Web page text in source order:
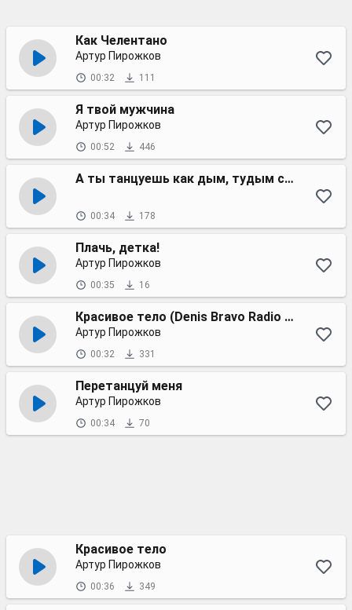
Как Челентано
Артур Пирожков
00:32 111
Я твой мужчина
Артур Пирожков
00:52 446
А ты танцуешь как дым, тудым сюдым
00:34 178
Плачь, детка!
Артур Пирожков
00:35 16
Красивое тело (Denis Bravo Radio edit)
Артур Пирожков
00:32 331
Перетанцуй меня
Артур Пирожков
00:34 70
Красивое тело
Артур Пирожков
00:36 349